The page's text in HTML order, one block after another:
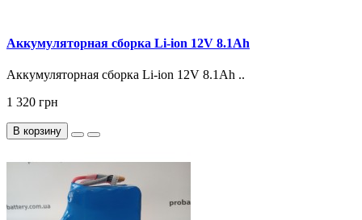
Аккумуляторная сборка Li-ion 12V 8.1Ah
Аккумуляторная сборка Li-ion 12V 8.1Ah ..
1 320 грн
В корзину